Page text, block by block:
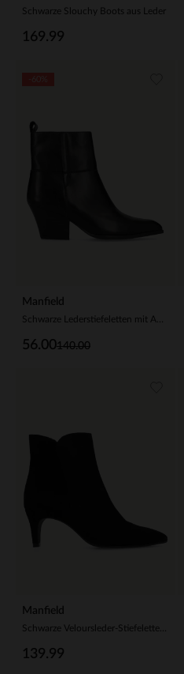
Schwarze Slouchy Boots aus Leder
169.99
Manfield
140.00
56.00
Manfield
139.99